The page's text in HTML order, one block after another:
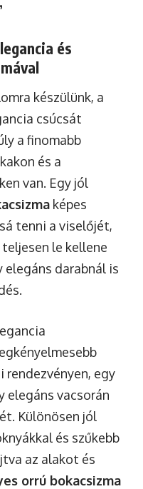
és
készülünk, a
csúcsát
a finomabb
és a
van. Egy jól
képes
tenni a viselőjét,
le kellene
elegáns darabnál is
rendezvényen, egy
elegáns vacsorán
Különösen jól
és szűkebb
az alakot és
orrú bokacsizma